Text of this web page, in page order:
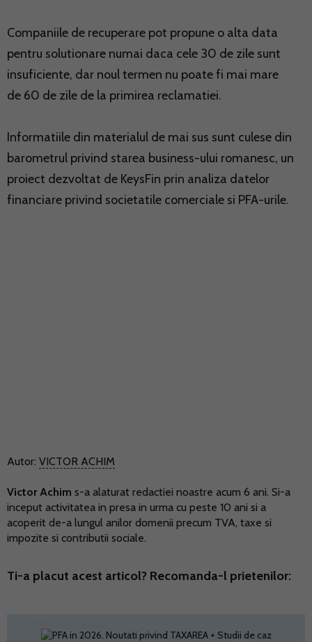
Companiile de recuperare pot propune o alta data
pentru solutionare numai daca cele 30 de zile sunt
insuficiente, dar noul termen nu poate fi mai mare
de 60 de zile de la primirea reclamatiei.
Informatiile din materialul de mai sus sunt culese din
barometrul privind starea business-ului romanesc, un
proiect dezvoltat de KeysFin prin analiza datelor
financiare privind societatile comerciale si PFA-urile.
Autor: VICTOR ACHIM
Victor Achim s-a alaturat redactiei noastre acum 6 ani. Si-a
inceput activitatea in presa in urma cu peste 10 ani si a
acoperit de-a lungul anilor domenii precum TVA, taxe si
impozite si contributii sociale.
Ti-a placut acest articol? Recomanda-l prietenilor: